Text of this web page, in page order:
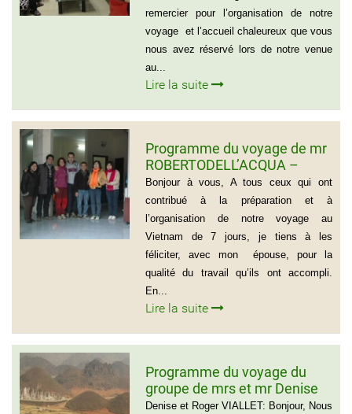
remercier pour l’organisation de notre
voyage et l’accueil chaleureux que vous
nous avez réservé lors de notre venue
au...
Lire la suite
Programme du voyage de mr
ROBERTODELL’ACQUA –
ITALIA
Bonjour à vous, A tous ceux qui ont
contribué à la préparation et à
l’organisation de notre voyage au
Vietnam de 7 jours, je tiens à les
féliciter, avec mon épouse, pour la
qualité du travail qu’ils ont accompli.
En...
Lire la suite
Programme du voyage du
groupe de mrs et mr Denise
et Roger VIALLET
Denise et Roger VIALLET: Bonjour, Nous